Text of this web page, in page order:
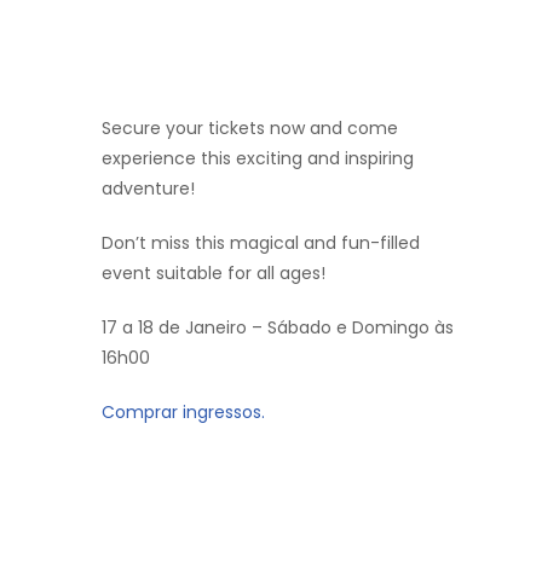
Secure your tickets now and come
experience this exciting and inspiring
adventure!
Don’t miss this magical and fun-filled
event suitable for all ages!
17 a 18 de Janeiro – Sábado e Domingo às
16h00
Comprar ingressos.